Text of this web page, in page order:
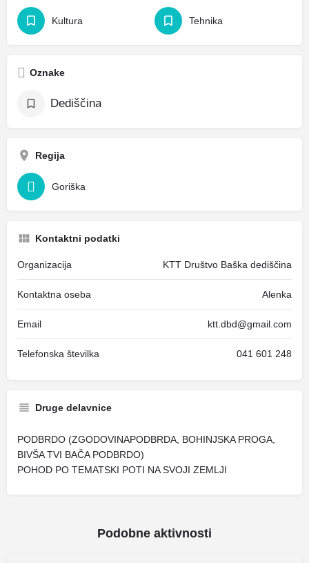
Kultura Tehnika
Oznake
Dediščina
Regija
Goriška
Kontaktni podatki
Organizacija KTT Društvo Baška dediščina
Kontaktna oseba Alenka
Email ktt.dbd@gmail.com
Telefonska številka 041 601 248
Druge delavnice
PODBRDO (ZGODOVINAPODBRDA, BOHINJSKA PROGA,
BIVŠA TVI BAČA PODBRDO)
POHOD PO TEMATSKI POTI NA SVOJI ZEMLJI
Podobne aktivnosti